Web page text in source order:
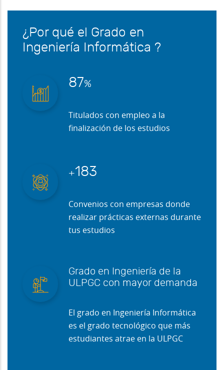
¿Por qué el Grado en
Ingeniería Informática ?
93%
Titulados con empleo a la
finalización de los estudios
+195
Convenios con empresas donde
realizar prácticas externas durante
tus estudios
Grado en Ingeniería de la
ULPGC con mayor demanda
El grado en Ingeniería Informática
es el grado tecnológico que más
estudiantes atrae en la ULPGC